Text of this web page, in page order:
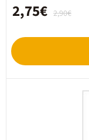
2,90€
2,75€